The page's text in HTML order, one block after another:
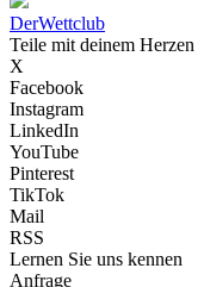
DerWettclub
Teile mit deinem Herzen
X
Facebook
Instagram
LinkedIn
YouTube
Pinterest
TikTok
Mail
RSS
Lernen Sie uns kennen
Anfrage